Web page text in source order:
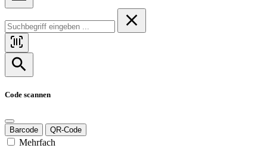
Code scannen
Barcode QR-Code
Mehrfach